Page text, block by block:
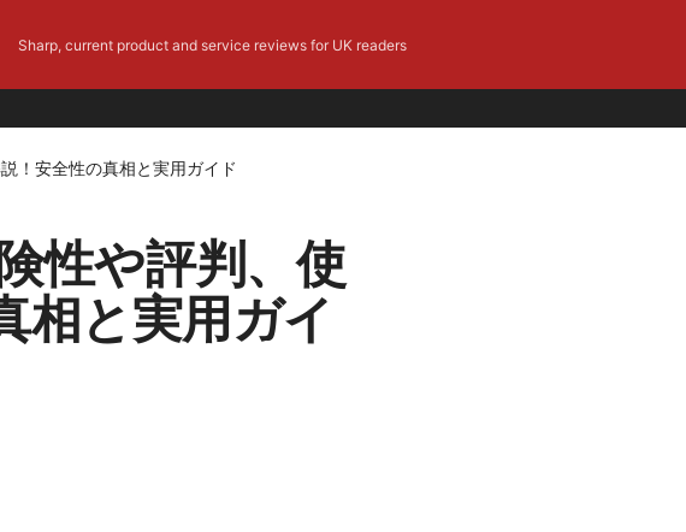
Sharp, current product and service reviews for UK readers
！安全性の真相と実用ガイド
性や評判、使
相と実用ガイ